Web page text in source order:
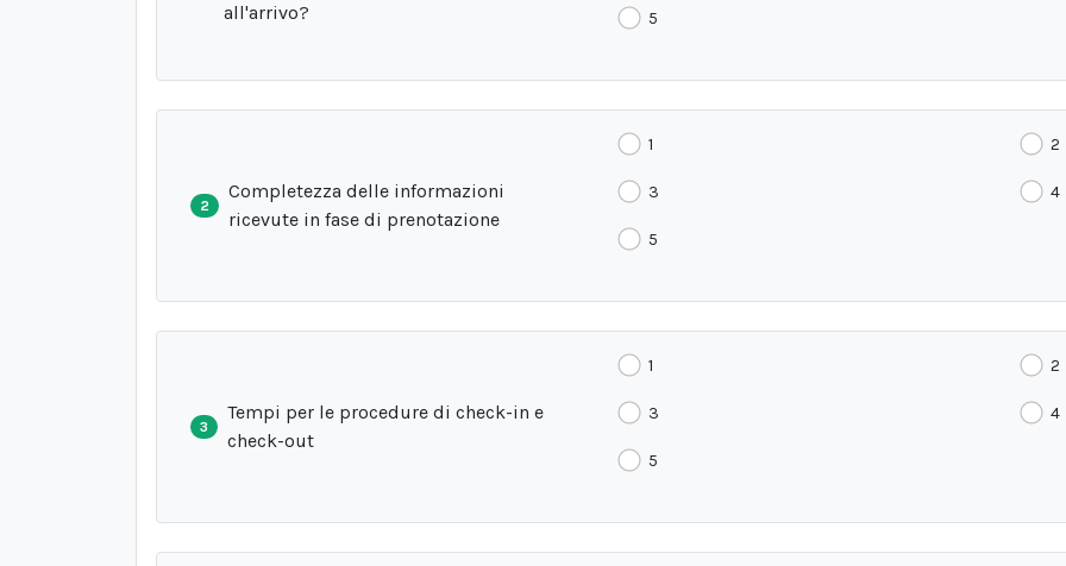
all'arrivo?
5
2
Completezza delle informazioni
ricevute in fase di prenotazione
1 2
3 4
5
3
Tempi per le procedure di check-in e
check-out
1 2
3 4
5